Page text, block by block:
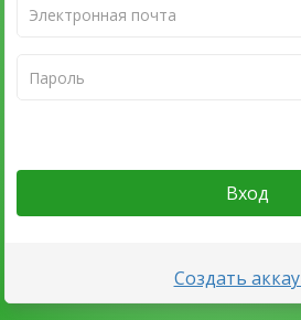
Вход
Создать